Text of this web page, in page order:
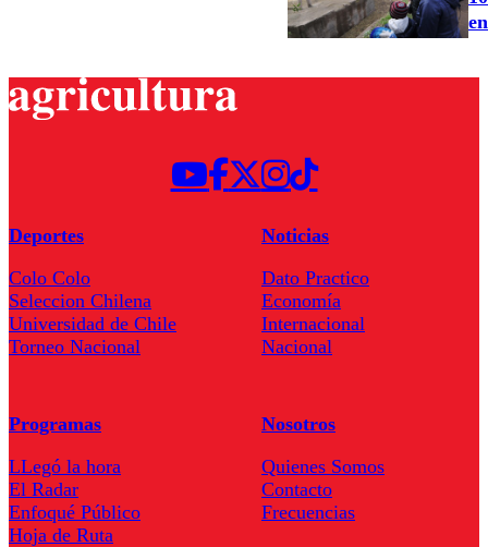
Deportes
Colo Colo
Seleccion Chilena
Universidad de Chile
Torneo Nacional
Noticias
Dato Practico
Economía
Internacional
Nacional
Programas
LLegó la hora
El Radar
Enfoqué Público
Hoja de Ruta
Nosotros
Quienes Somos
Contacto
Frecuencias